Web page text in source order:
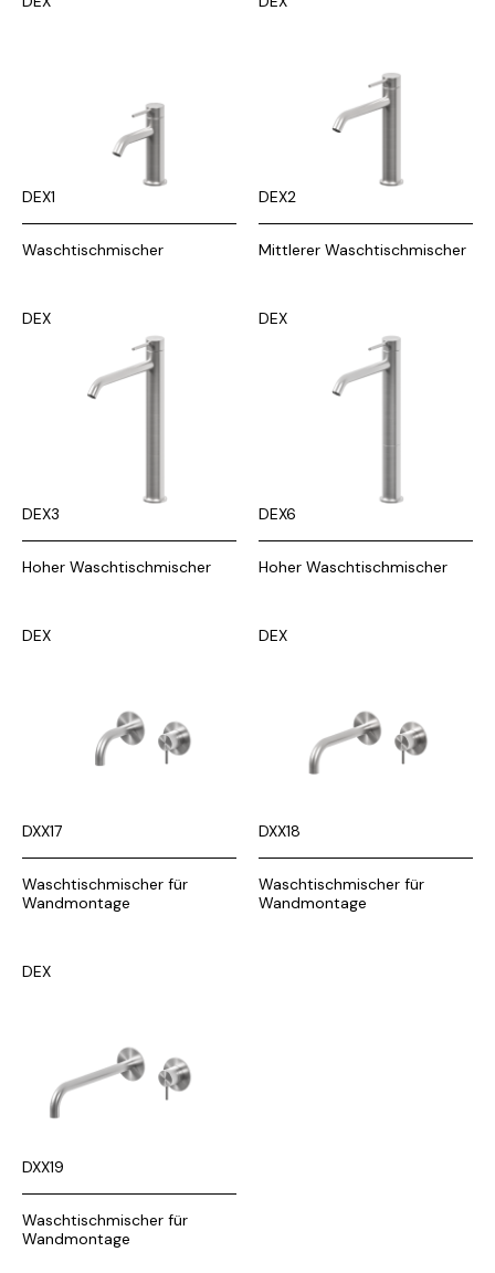
DEX1
Waschtischmischer
DEX2
Mittlerer Waschtischmischer
DEX
DEX3
Hoher Waschtischmischer
DEX
DEX6
Hoher Waschtischmischer
DEX
DXX17
Waschtischmischer für
Wandmontage
DEX
DXX18
Waschtischmischer für
Wandmontage
DEX
DXX19
Waschtischmischer für
Wandmontage